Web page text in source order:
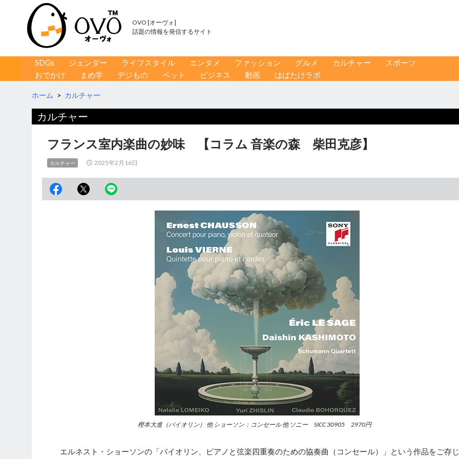
OVO [オーヴォ]
話題の情報を発信するサイト
コンテンツへ移動
SDGs ジェンダー ライフスタイル エンタメ ファッション グルメ カルチャー
スポーツ
おでかけ
まめ学 デジもの ペット ビジネス 動画 はばたけラボ
ホーム > カルチャー
カルチャー
フランス室内楽曲の妙味 【コラム 音楽の森 柴田克彦】
カルチャー 2025年2月16日
樫本大進（バイオリン） 他 ショーソン：コンセール 他 ソニー SICC 30905 2970円
エルネスト・ショーソンの「バイオリン、ピアノと弦楽四重奏のための協奏曲（コンセール）」という作品をご存じ